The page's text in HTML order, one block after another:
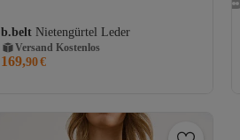
b.belt Nietengürtel Leder
Gratis Versand
Versand Kostenlos
169,90€